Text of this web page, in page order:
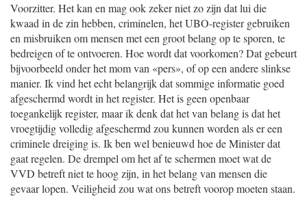
Voorzitter. Het kan en mag ook zeker niet zo zijn dat lui die
kwaad in de zin hebben, criminelen, het UBO-register gebruiken
en misbruiken om mensen met een groot belang op te sporen, te
bedreigen of te ontvoeren. Hoe wordt dat voorkomen? Dat gebeurt
bijvoorbeeld onder het mom van «pers», of op een andere slinkse
manier. Ik vind het echt belangrijk dat sommige informatie goed
afgeschermd wordt in het register. Het is geen openbaar
toegankelijk register, maar ik denk dat het van belang is dat het
vroegtijdig volledig afgeschermd zou kunnen worden als er een
criminele dreiging is. Ik ben wel benieuwd hoe de Minister dat
gaat regelen. De drempel om het af te schermen moet wat de
VVD betreft niet te hoog zijn, in het belang van mensen die
gevaar lopen. Veiligheid zou wat ons betreft voorop moeten staan.